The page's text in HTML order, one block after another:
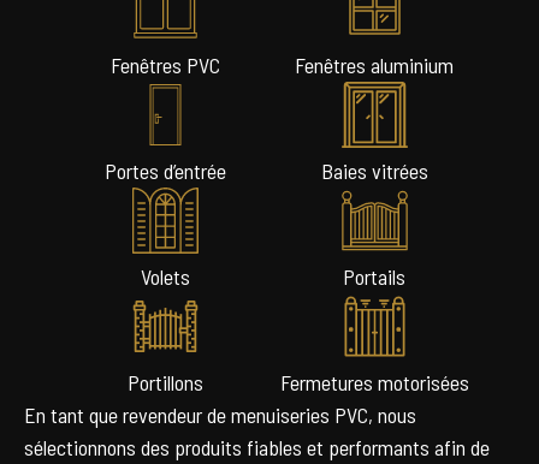
Fenêtres PVC Fenêtres aluminium
Portes d’entrée Baies vitrées
Volets Portails
Portillons
Fermetures motorisées
En tant que revendeur de menuiseries PVC, nous
sélectionnons des produits fiables et performants afin de